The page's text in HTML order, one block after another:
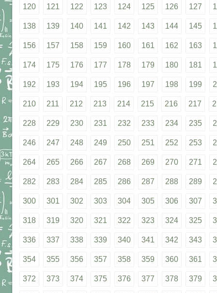
120 121 122 123 124 125 126 127
138 139 140 141 142 143 144 145
156 157 158 159 160 161 162 163
174 175 176 177 178 179 180 181
192 193 194 195 196 197 198 199
210 211 212 213 214 215 216 217
228 229 230 231 232 233 234 235
246 247 248 249 250 251 252 253
264 265 266 267 268 269 270 271
282 283 284 285 286 287 288 289
300 301 302 303 304 305 306 307
318 319 320 321 322 323 324 325
336 337 338 339 340 341 342 343
354 355 356 357 358 359 360 361
372 373 374 375 376 377 378 379